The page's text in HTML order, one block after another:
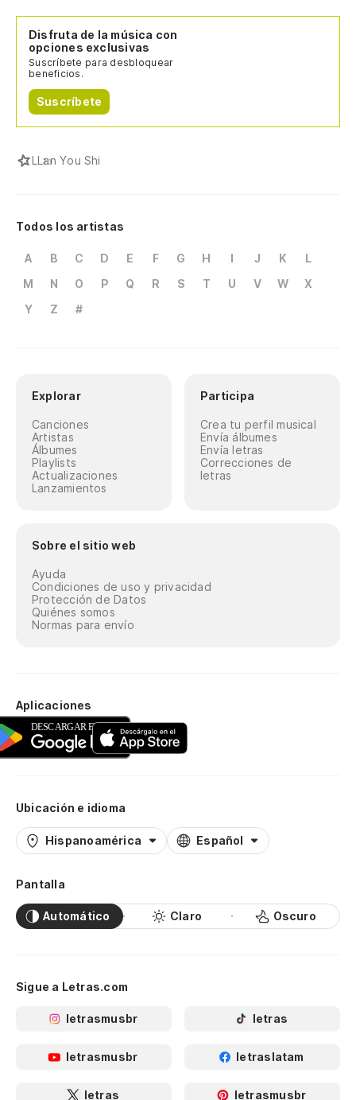
Disfruta de la música con
opciones exclusivas
Suscríbete para desbloquear
beneficios.
Suscríbete
LLan You Shi
Todos los artistas
A B C D E F G H I J K
L
M
N O P Q R S T U V W
X
Y
Z #
Explorar
Canciones
Artistas
Álbumes
Playlists
Actualizaciones
Lanzamientos
Participa
Crea tu perfil musical
Envía álbumes
Envía letras
Correcciones de
letras
Sobre el sitio web
Ayuda
Condiciones de uso y privacidad
Protección de Datos
Quiénes somos
Normas para envío
Aplicaciones
Ubicación e idioma
Hispanoamérica Español
Pantalla
Automático Claro Oscuro
Sigue a Letras.com
letrasmusbr letras
letrasmusbr letraslatam
letras letrasmusbr